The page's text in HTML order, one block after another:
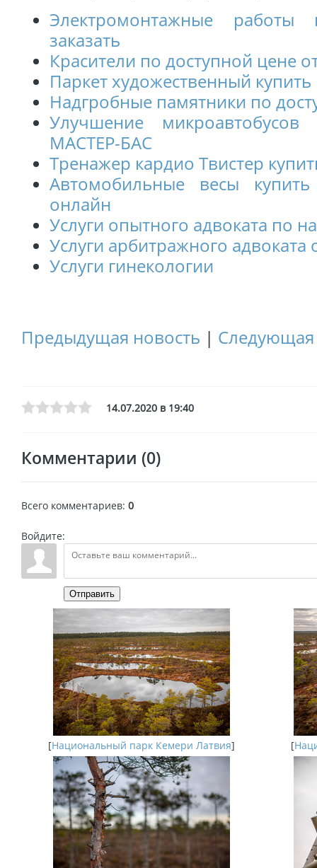
Электромонтажные
заказать
Красители по доступной цене
Паркет художественный
Надгробные памятники по
Улучшение
МАСТЕР-БАС
Тренажер кардио Твистер
Автомобильные весы
онлайн
Услуги опытного адвоката по
Услуги арбитражного адвоката
Услуги гинекологии
Предыдущая новость | Следующая
14.07.2020 в 19:40
Комментарии (0)
Всего комментариев: 0
Войдите:
Отправить
[Национальный парк Кемери Латвия] [